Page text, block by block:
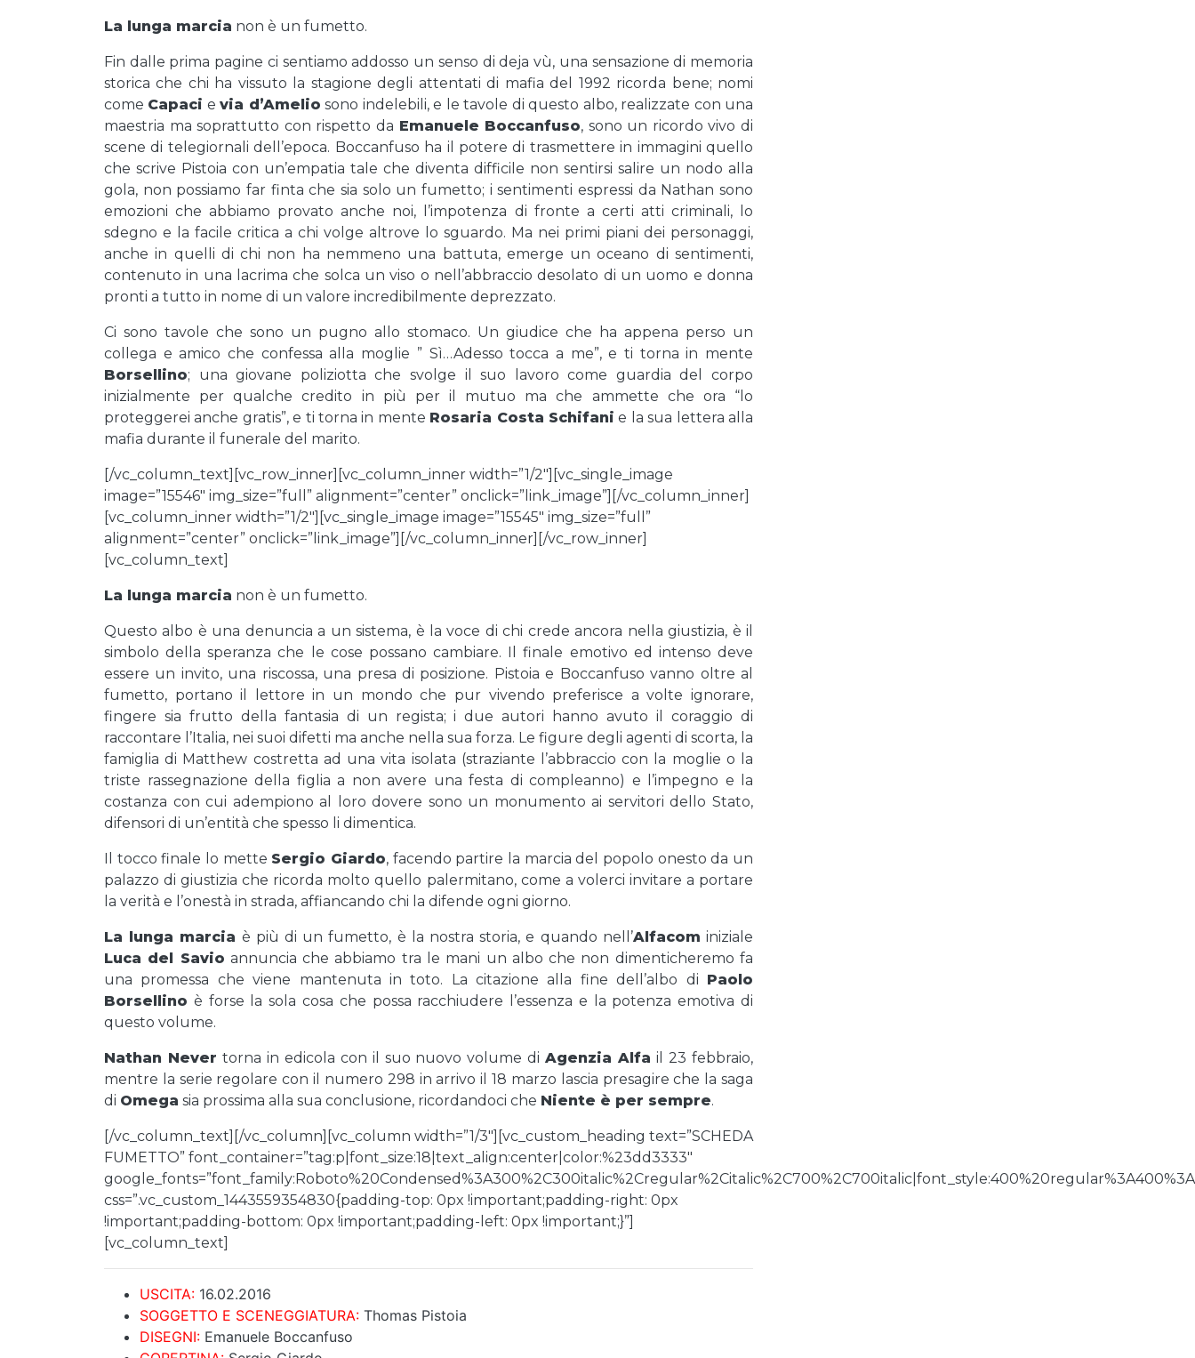
La lunga marcia non è un fumetto.
Fin dalle prima pagine ci sentiamo addosso un senso di deja vù, una sensazione di memoria
storica che chi ha vissuto la stagione degli attentati di mafia del 1992 ricorda bene; nomi
come Capaci evia d’Amelio sono indelebili, e le tavole di questo albo, realizzate con una
maestria ma soprattutto con rispetto da Emanuele Boccanfuso, sono un ricordo vivo di
scene di telegiornali dell’epoca. Boccanfuso ha il potere di trasmettere in immagini quello
che scrive Pistoia con un’empatia tale che diventa difficile non sentirsi salire un nodo alla
gola, non possiamo far finta che sia solo un fumetto; i sentimenti espressi da Nathan sono
emozioni che abbiamo provato anche noi, l’impotenza di fronte a certi atti criminali, lo
sdegno e la facile critica a chi volge altrove lo sguardo. Ma nei primi piani dei personaggi,
anche in quelli di chi non ha nemmeno una battuta, emerge un oceano di sentimenti,
contenuto in una lacrima che solca un viso o nell’abbraccio desolato di un uomo e donna
pronti a tutto in nome di un valore incredibilmente deprezzato.
Ci sono tavole che sono un pugno allo stomaco. Un giudice che ha appena perso un
collega e amico che confessa alla moglie ” Sì…Adesso tocca a me”, e ti torna in mente
Borsellino; una giovane poliziotta che svolge il suo lavoro come guardia del corpo
inizialmente per qualche credito in più per il mutuo ma che ammette che ora “lo
proteggerei anche gratis”, e ti torna in mente Rosaria Costa Schifani e la sua lettera alla
mafia durante il funerale del marito.
[/vc_column_text][vc_row_inner][vc_column_inner width=”1/2″][vc_single_image
image=”15546″ img_size=”full” alignment=”center” onclick=”link_image”][/vc_column_inner]
[vc_column_inner width=”1/2″][vc_single_image image=”15545″ img_size=”full”
alignment=”center” onclick=”link_image”][/vc_column_inner][/vc_row_inner]
[vc_column_text]
La lunga marcia non è un fumetto.
Questo albo è una denuncia a un sistema, è la voce di chi crede ancora nella giustizia, è il
simbolo della speranza che le cose possano cambiare. Il finale emotivo ed intenso deve
essere un invito, una riscossa, una presa di posizione. Pistoia e Boccanfuso vanno oltre al
fumetto, portano il lettore in un mondo che pur vivendo preferisce a volte ignorare,
fingere sia frutto della fantasia di un regista; i due autori hanno avuto il coraggio di
raccontare l’Italia, nei suoi difetti ma anche nella sua forza. Le figure degli agenti di scorta, la
famiglia di Matthew costretta ad una vita isolata (straziante l’abbraccio con la moglie o la
triste rassegnazione della figlia a non avere una festa di compleanno) e l’impegno e la
costanza con cui adempiono al loro dovere sono un monumento ai servitori dello Stato,
difensori di un’entità che spesso li dimentica.
Il tocco finale lo mette Sergio Giardo, facendo partire la marcia del popolo onesto da un
palazzo di giustizia che ricorda molto quello palermitano, come a volerci invitare a portare
la verità e l’onestà in strada, affiancando chi la difende ogni giorno.
La lunga marcia è più di un fumetto, è la nostra storia, e quando nell’Alfacom iniziale
Luca del Savio annuncia che abbiamo tra le mani un albo che non dimenticheremo fa
una promessa che viene mantenuta in toto. La citazione alla fine dell’albo di Paolo
Borsellino è forse la sola cosa che possa racchiudere l’essenza e la potenza emotiva di
questo volume.
Nathan Never torna in edicola con il suo nuovo volume diAgenzia Alfa il 23 febbraio,
mentre la serie regolare con il numero 298 in arrivo il 18 marzo lascia presagire che la saga
di Omega sia prossima alla sua conclusione, ricordandoci che Niente è per sempre.
[/vc_column_text][/vc_column][vc_column width=”1/3″][vc_custom_heading text=”SCHEDA
FUMETTO” font_container=”tag:p|font_size:18|text_align:center|color:%23dd3333″
css=”.vc_custom_1443559354830{padding-top: 0px !important;padding-right: 0px
!important;padding-bottom: 0px !important;padding-left: 0px !important;}”]
[vc_column_text]
USCITA: 16.02.2016
SOGGETTO E SCENEGGIATURA: Thomas Pistoia
DISEGNI: Emanuele Boccanfuso